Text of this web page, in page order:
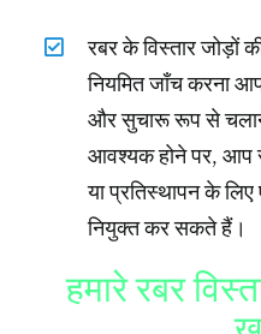
रबर के विस्तार जोड़ों
नियमित जाँच करना
और सुचारू रूप से चलाने
आवश्यक होने पर, आप
या प्रतिस्थापन के
नियुक्त कर सकते हैं।
हमारे रबर